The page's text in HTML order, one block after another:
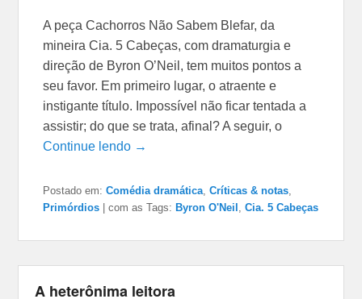
A peça Cachorros Não Sabem Blefar, da
mineira Cia. 5 Cabeças, com dramaturgia e
direção de Byron O’Neil, tem muitos pontos a
seu favor. Em primeiro lugar, o atraente e
instigante título. Impossível não ficar tentada a
assistir; do que se trata, afinal? A seguir, o
Continue lendo →
Postado em: Comédia dramática ,Críticas & notas
Primórdios |com as Tags: Byron O'Neil ,Cia. 5 Cabeças
A heterônima leitora